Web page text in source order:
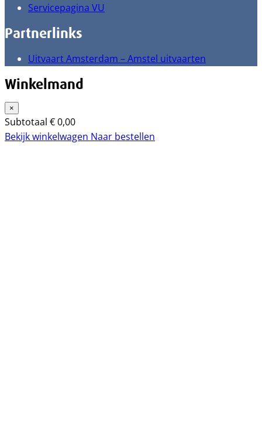
Servicepagina VU
Partnerlinks
Uitvaart Amsterdam – Amstel uitvaarten
Winkelmand
×
Subtotaal €0,00
Bekijk winkelwagen Naar bestellen